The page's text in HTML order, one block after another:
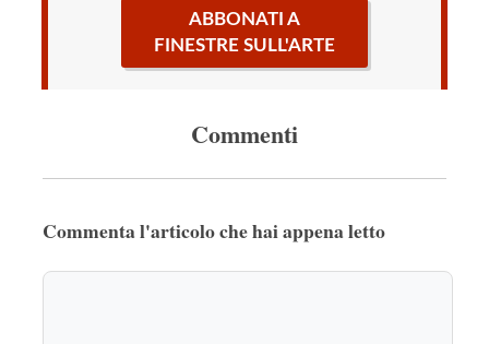
ABBONATI A
FINESTRE SULL'ARTE
Commenti
Commenta l'articolo che hai appena letto